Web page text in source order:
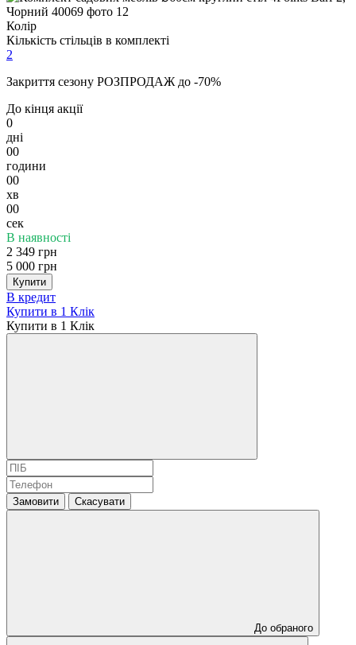
Колір
Кількість стільців в комплекті
2
Закриття сезону РОЗПРОДАЖ до -70%
До кінця акції
0
дні
00
години
00
хв
00
сек
В наявності
2 349 грн
5 000 грн
Купити
В кредит
Купити в 1 Клік
Купити в 1 Клік
Замовити Скасувати
До обраного